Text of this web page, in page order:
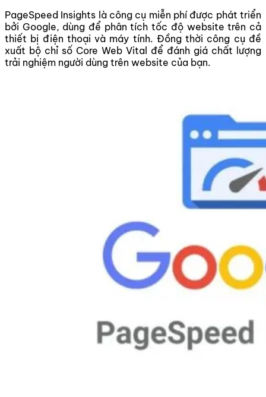
PageSpeed Insights là công cụ miễn phí được phát triển
bởi Google, dùng để phân tích tốc độ website trên cả
thiết bị điện thoại và máy tính. Đồng thời công cụ đề
xuất bộ chỉ số Core Web Vital để đánh giá chất lượng
trải nghiệm người dùng trên website của bạn.